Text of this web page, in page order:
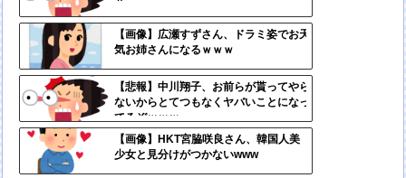
【画像】広瀬すずさん、ドラミ姿でお天
気お姉さんになるｗｗｗ
【悲報】中川翔子、お前らが貰ってやら
ないからとてつもなくヤバいことになっ
てるぞｗｗｗ
【画像】HKT宮脇咲良さん、韓国人美
少女と見分けがつかないwww
- 固
ンク
自動
更新